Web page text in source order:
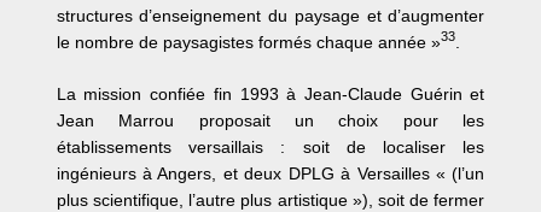
structures d’enseignement du paysage et d’augmenter
le nombre de paysagistes formés chaque année »33.
La mission confiée fin 1993 à Jean-Claude Guérin et
Jean Marrou proposait un choix pour les
établissements versaillais : soit de localiser les
ingénieurs à Angers, et deux DPLG à Versailles « (l’un
plus scientifique, l’autre plus artistique »), soit de fermer